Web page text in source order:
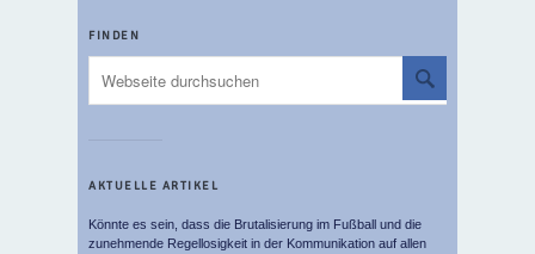
FINDEN
AKTUELLE ARTIKEL
Könnte es sein, dass die Brutalisierung im Fußball und die
zunehmende Regellosigkeit in der Kommunikation auf allen